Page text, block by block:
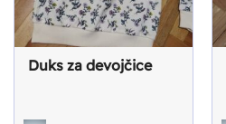
Duks za devojčice